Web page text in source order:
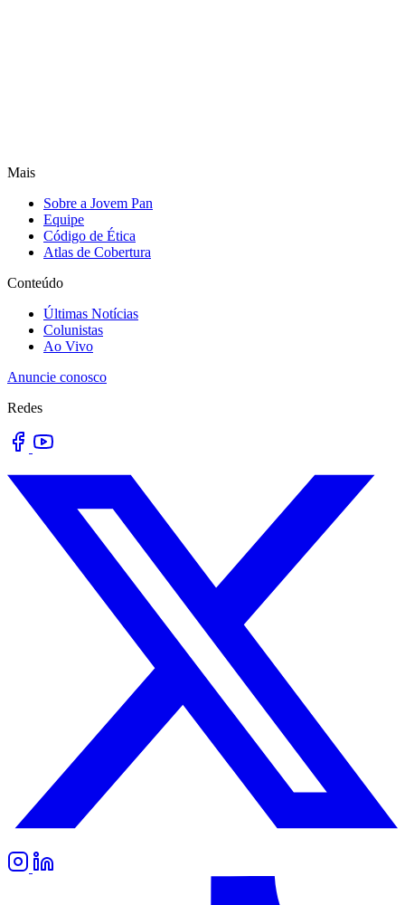
Mais
Sobre a Jovem Pan
Equipe
Código de Ética
Atlas de Cobertura
Conteúdo
Últimas Notícias
Colunistas
Ao Vivo
Anuncie conosco
Redes